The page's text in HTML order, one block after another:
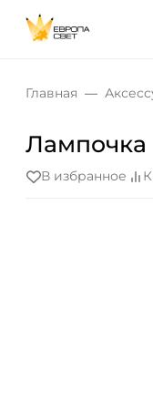
Главная
Лампочка
В избранное